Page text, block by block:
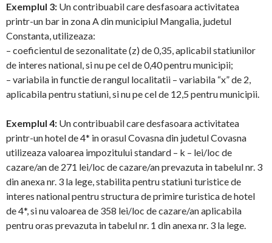
Exemplul 3: Un contribuabil care desfasoara activitatea
printr-un bar in zona A din municipiul Mangalia, judetul
Constanta, utilizeaza:
– coeficientul de sezonalitate (z) de 0,35, aplicabil statiunilor
de interes national, si nu pe cel de 0,40 pentru municipii;
– variabila in functie de rangul localitatii – variabila “x” de 2,
aplicabila pentru statiuni, si nu pe cel de 12,5 pentru municipii.
Exemplul 4: Un contribuabil care desfasoara activitatea
printr-un hotel de 4* in orasul Covasna din judetul Covasna
utilizeaza valoarea impozitului standard – k – lei/loc de
cazare/an de 271 lei/loc de cazare/an prevazuta in tabelul nr. 3
din anexa nr. 3 la lege, stabilita pentru statiuni turistice de
interes national pentru structura de primire turistica de hotel
de 4*, si nu valoarea de 358 lei/loc de cazare/an aplicabila
pentru oras prevazuta in tabelul nr. 1 din anexa nr. 3 la lege.